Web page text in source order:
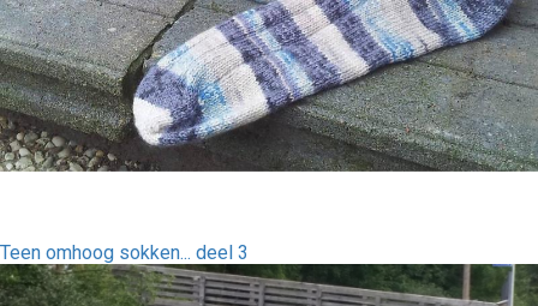
Teen omhoog sokken... deel 3